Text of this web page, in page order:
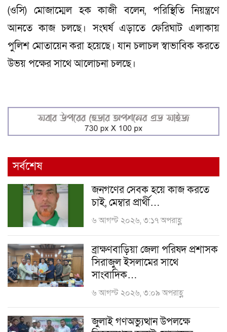
(ওসি) মোজাম্মেল হক কাজী বলেন, পরিস্থিতি নিয়ন্ত্রণে
আনতে কাজ চলছে। সংঘর্ষ এড়াতে ফেরিঘাট এলাকায়
পুলিশ মোতায়েন করা হয়েছে। যান চলাচল স্বাভাবিক করতে
উভয় পক্ষের সাথে আলোচনা চলছে।
সর্বশেষ
জনগণের সেবক হয়ে কাজ করতে
চাই, মেম্বার প্রার্থী…
৬ আগস্ট ২০২৬, ৩:১৭ অপরাহ্ণ
ব্রাক্ষণবাড়িয়া জেলা পরিষদ প্রশাসক
সিরাজুল ইসলামের সাথে
সাংবাদিক…
৬ আগস্ট ২০২৬, ৩:০৯ অপরাহ্ণ
জুলাই গণঅভ্যুত্থান উপলক্ষে